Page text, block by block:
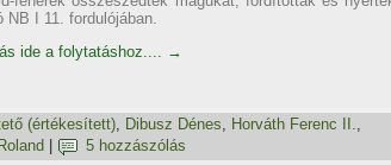
NB I 11. fordulójában.
ide a folytatáshoz.... →
(értékesí­tett), Dibusz Dénes, Horváth Ferenc II.,
5 hozzászólás